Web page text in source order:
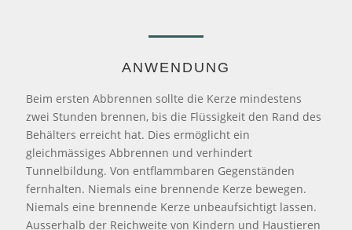
ANWENDUNG
Beim ersten Abbrennen sollte die Kerze mindestens
zwei Stunden brennen, bis die Flüssigkeit den Rand des
Behälters erreicht hat. Dies ermöglicht ein
gleichmässiges Abbrennen und verhindert
Tunnelbildung. Von entflammbaren Gegenständen
fernhalten. Niemals eine brennende Kerze bewegen.
Niemals eine brennende Kerze unbeaufsichtigt lassen.
Ausserhalb der Reichweite von Kindern und Haustieren